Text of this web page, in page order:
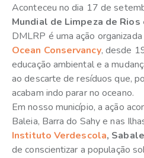
Aconteceu no dia 17 de
Mundial de Limpeza de Rios
DMLRP é uma ação
Ocean Conservancy, desde
educação ambiental e a
ao descarte de resíduos que,
acabam indo parar no oceano.
Em nosso município, a ação
Baleia, Barra do Sahy e nas
Instituto Verdescola,
de conscientizar a população